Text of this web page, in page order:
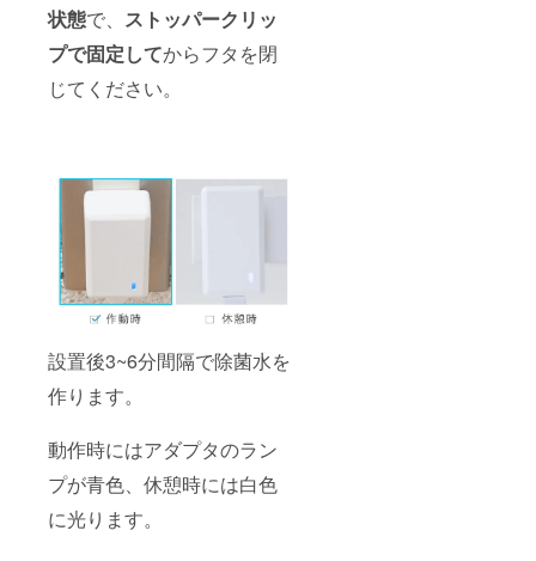
状態で、 ストッパークリッ
プで固定してからフタを閉
じてください。
設置後3~6分間隔で除菌水を
作ります。
動作時にはアダプタのラン
プが青色、休憩時には白色
に光ります。